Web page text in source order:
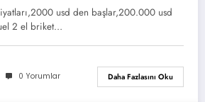
usd den başlar,200.000 usd
2 el briket…
0 Yorumlar Daha Fazlasını Oku